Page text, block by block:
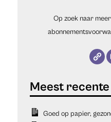
Op zoek naar
Goed op papier,